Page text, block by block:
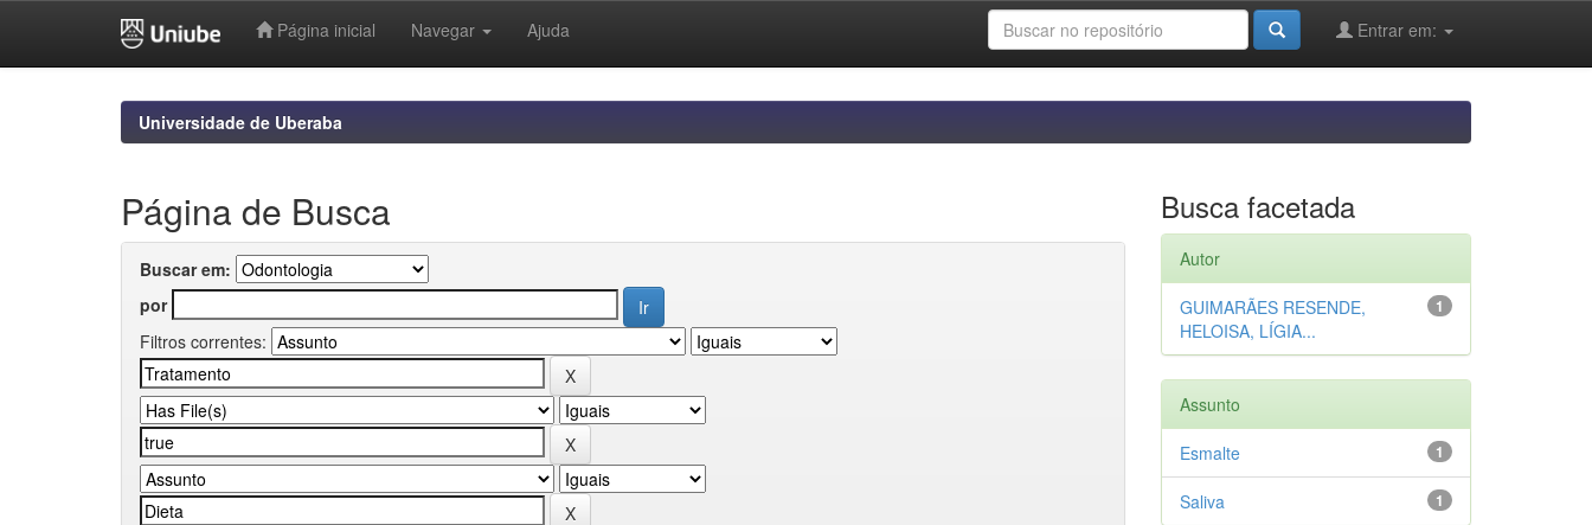
Página inicial Navegar Ajuda Entrar em:
Universidade de Uberaba
Página de Busca
Buscar em:
por
Filtros correntes:
Busca facetada
Autor
1
GUIMARÃES RESENDE,
HELOISA, LÍGIA...
Assunto
1
Esmalte
1
Saliva